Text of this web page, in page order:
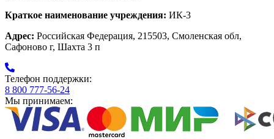
Краткое наименование учреждения: ИК-3
Адрес: Российская Федерация, 215503, Смоленская обл,
Сафоново г, Шахта 3 п
Телефон поддержки:
8 800 777-56-24
Мы принимаем: